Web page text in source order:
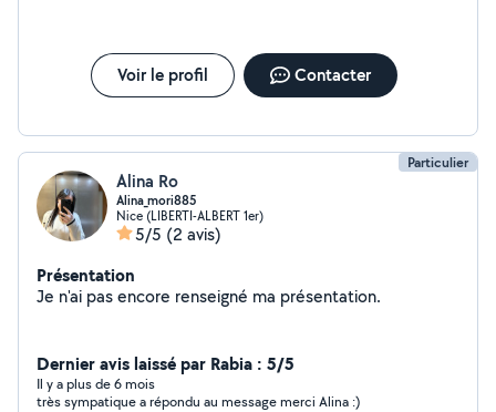
Voir le profil Contacter
Particulier
Alina Ro
Alina_mori885
Nice (LIBERTI-ALBERT 1er)
5/5 (2 avis)
Présentation
Je n'ai pas encore renseigné ma présentation.
Dernier avis laissé par Rabia : 5/5
Il y a plus de 6 mois
très sympatique a répondu au message merci Alina :)